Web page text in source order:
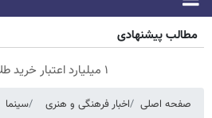
مطالب پیشنهادی
۱ میلیارد اعتبار خرید طلا | بدون ضامن و چک
صفحه اصلی اخبار فرهنگی و هنری سینما